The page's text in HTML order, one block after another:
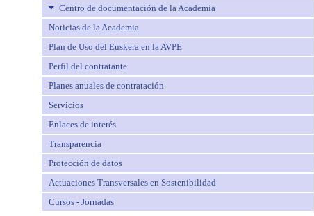
Centro de documentación de la Academia
Noticias de la Academia
Plan de Uso del Euskera en la AVPE
Perfil del contratante
Planes anuales de contratación
Servicios
Enlaces de interés
Transparencia
Protección de datos
Actuaciones Transversales en Sostenibilidad
Cursos - Jornadas